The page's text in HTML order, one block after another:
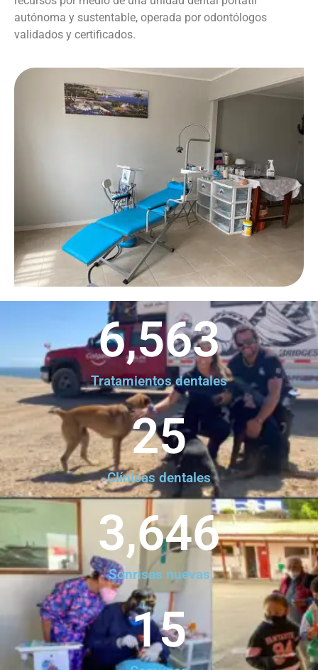
autónoma y sustentable, operada por odontólogos
validados y certificados.
Tratamientos dentales
6,563
Clínicas dentales
25
Sonrisas nuevas
3,646
15